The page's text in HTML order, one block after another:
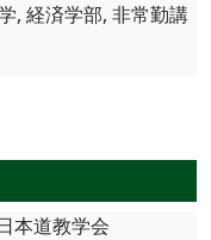
, 経済学部, 非常勤講
本道教学会